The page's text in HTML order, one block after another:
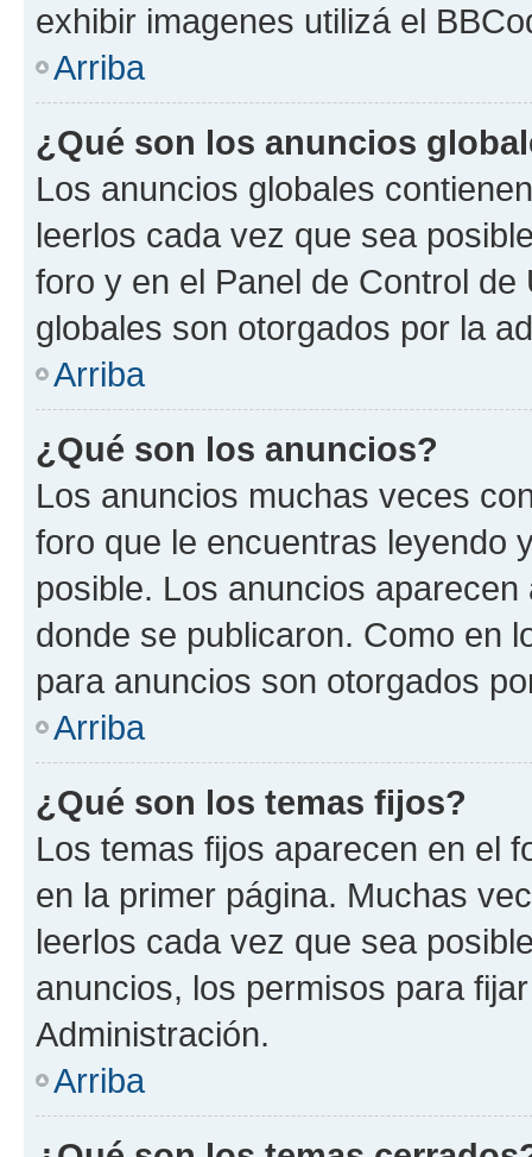
exhibir imagenes utilizá el
Arriba
¿Qué son los anuncios
Los anuncios globales
leerlos cada vez que sea
foro y en el Panel de Control
globales son otorgados por la
Arriba
¿Qué son los anuncios?
Los anuncios muchas veces
foro que le encuentras leyendo
posible. Los anuncios
donde se publicaron. Como en
para anuncios son otorgados
Arriba
¿Qué son los temas fijos?
Los temas fijos aparecen en el
en la primer página. Muchas
leerlos cada vez que sea
anuncios, los permisos para
Administración.
Arriba